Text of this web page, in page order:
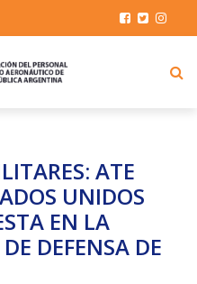
ATE
UNIDOS
EN LA
DEFENSA DE